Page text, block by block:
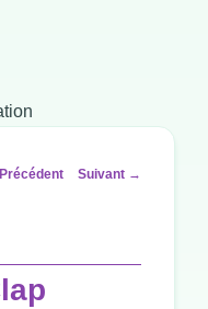
Précédent Suivant →